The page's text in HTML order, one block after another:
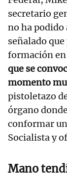
secretario
no ha podido
señalado
formación
que se
momento
pistoletazo
órgano
conformar
Socialista y
Mano